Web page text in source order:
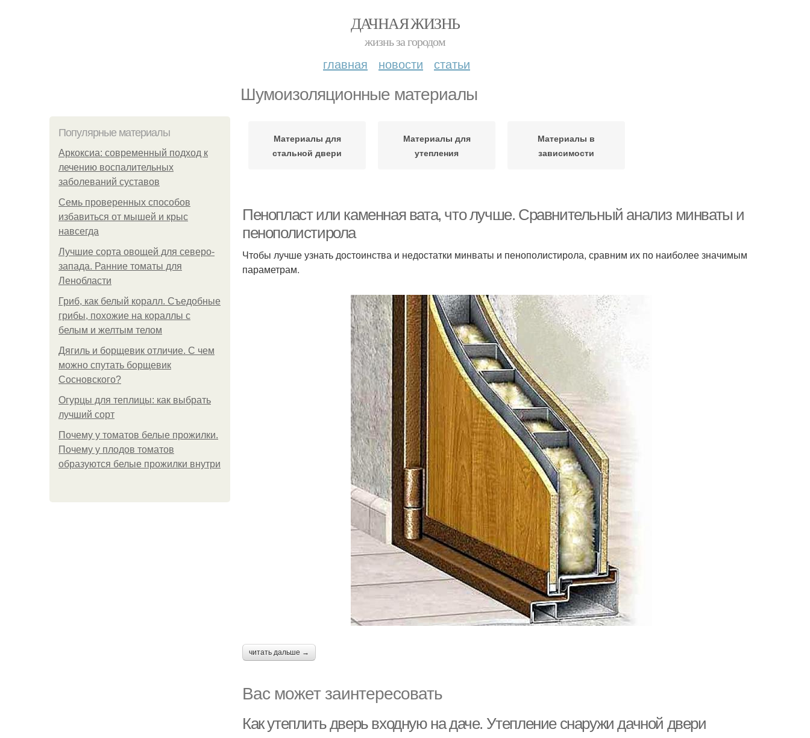
ДАЧНАЯ ЖИЗНЬ
жизнь за городом
главная новости статьи
Шумоизоляционные материалы
Популярные материалы
Аркоксиа: современный подход к
лечению воспалительных
заболеваний суставов
Семь проверенных способов
избавиться от мышей и крыс
навсегда
Лучшие сорта овощей для северо-
запада. Ранние томаты для
Ленобласти
Гриб, как белый коралл. Съедобные
грибы, похожие на кораллы с
белым и желтым телом
Дягиль и борщевик отличие. С чем
можно спутать борщевик
Сосновского?
Огурцы для теплицы: как выбрать
лучший сорт
Почему у томатов белые прожилки.
Почему у плодов томатов
образуются белые прожилки внутри
Материалы для
стальной двери
Материалы для
утепления
Материалы в
зависимости
Пенопласт или каменная вата, что лучше. Сравнительный анализ минваты и
пенополистирола
Чтобы лучше узнать достоинства и недостатки минваты и пенополистирола, сравним их по наиболее значимым
параметрам.
читать дальше →
Вас может заинтересовать
Как утеплить дверь входную на даче. Утепление снаружи дачной двери